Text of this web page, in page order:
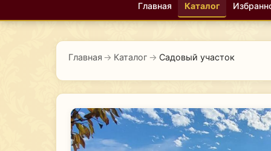
Главная Каталог
Главная → Каталог → Садовый участок